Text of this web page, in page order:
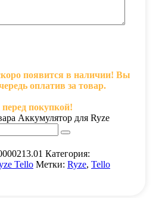
появится в наличии! Вы
оплатив за товар.
покупкой!
Аккумулятор для Ryze
Категория:
Tello Метки: Ryze, Tello